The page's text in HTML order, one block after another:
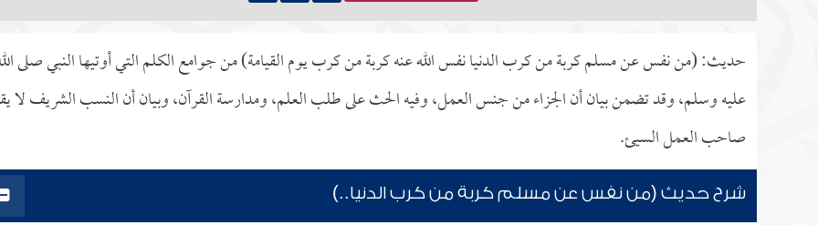
حديث: (من نفس عن مسلم كربة من كرب الدنيا نفس الله عنه كربة من كرب يوم القيامة) من جوامع الكلم التي أوتيها النبي صلى
عليه وسلم، وقد تضمن بيان أن الجزاء من جنس العمل، وفيه الحث على طلب العلم، ومدارسة القرآن، وبيان أن النسب الشريف لا
صاحب العمل السيئ.
شرح حديث (من نفس عن مسلم كربة من كرب الدنيا..)